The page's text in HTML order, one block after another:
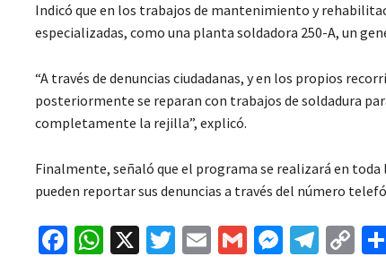
Indicó que en los trabajos de mantenimiento y
especializadas, como una planta soldadora 250-A, un
“A través de denuncias ciudadanas, y en los propios
posteriormente se reparan con trabajos de soldadura
completamente la rejilla”, explicó.
Finalmente, señaló que el programa se realizará en
pueden reportar sus denuncias a través del número
Fa W X
T
E
G
M Te C